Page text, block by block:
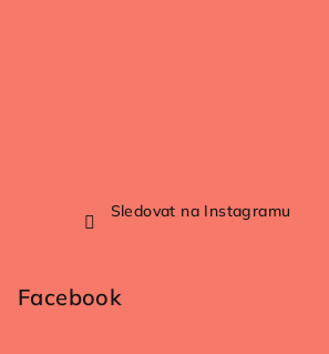
Sledovat na Instagramu
Facebook